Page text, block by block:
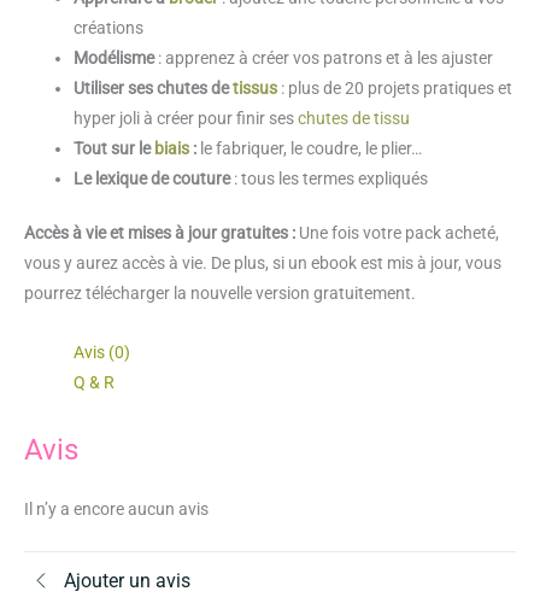
créations
Modélisme: apprenez à créer vos patrons et à les ajuster
Utiliser ses chutes detissus : plus de 20 projets pratiques et
hyper joli à créer pour finir seschutes de tissu
Tout sur le biais : le fabriquer, le coudre, le plier…
Le lexique de couture: tous les termes expliqués
Accès à vie et mises à jour gratuites : Une fois votre pack acheté,
vous y aurez accès à vie. De plus, si un ebook est mis à jour, vous
pourrez télécharger la nouvelle version gratuitement.
Avis (0)
Q & R
Avis
Il n’y a encore aucun avis
Ajouter un avis